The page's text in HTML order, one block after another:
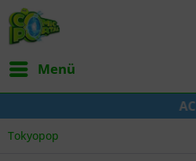
Menü
Tokyopop